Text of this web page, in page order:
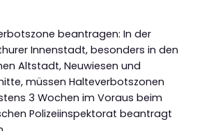
beantragen: In der
Innenstadt, besonders in den
Altstadt, Neuwiesen und
müssen Halteverbotszonen
3 Wochen im Voraus beim
Polizeiinspektorat beantragt